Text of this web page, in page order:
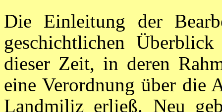
Die Einleitung der
geschichtlichen
dieser Zeit, in deren
eine Verordnung über die
Landmiliz erließ. Neu